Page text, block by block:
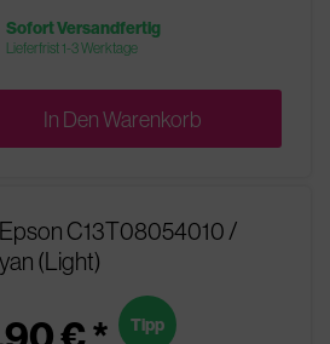
Sofort Versandfertig
Lieferfrist 1-3 Werktage
In DenWarenkorb
C13T08054010 /
(Light)
Tipp